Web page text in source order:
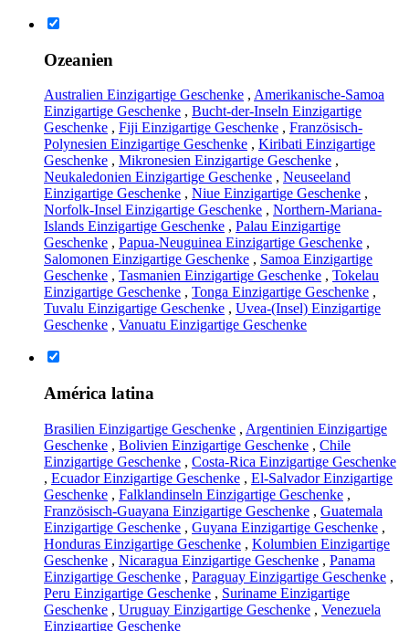
Ozeanien
Australien Einzigartige Geschenke , Amerikanische-Samoa
Einzigartige Geschenke , Bucht-der-Inseln Einzigartige
Geschenke , Fiji Einzigartige Geschenke , Französisch-
Polynesien Einzigartige Geschenke , Kiribati Einzigartige
Geschenke , Mikronesien Einzigartige Geschenke ,
Neukaledonien Einzigartige Geschenke , Neuseeland
Einzigartige Geschenke , Niue Einzigartige Geschenke ,
Norfolk-Insel Einzigartige Geschenke , Northern-Mariana-
Islands Einzigartige Geschenke , Palau Einzigartige
Geschenke , Papua-Neuguinea Einzigartige Geschenke ,
Salomonen Einzigartige Geschenke , Samoa Einzigartige
Geschenke , Tasmanien Einzigartige Geschenke , Tokelau
Einzigartige Geschenke , Tonga Einzigartige Geschenke ,
Tuvalu Einzigartige Geschenke , Uvea-(Insel) Einzigartige
Geschenke , Vanuatu Einzigartige Geschenke
América latina
Brasilien Einzigartige Geschenke , Argentinien Einzigartige
Geschenke , Bolivien Einzigartige Geschenke , Chile
Einzigartige Geschenke , Costa-Rica Einzigartige Geschenke
, Ecuador Einzigartige Geschenke , El-Salvador Einzigartige
Geschenke , Falklandinseln Einzigartige Geschenke ,
Französisch-Guayana Einzigartige Geschenke , Guatemala
Einzigartige Geschenke , Guyana Einzigartige Geschenke ,
Honduras Einzigartige Geschenke , Kolumbien Einzigartige
Geschenke , Nicaragua Einzigartige Geschenke , Panama
Einzigartige Geschenke , Paraguay Einzigartige Geschenke ,
Peru Einzigartige Geschenke , Suriname Einzigartige
Geschenke , Uruguay Einzigartige Geschenke , Venezuela
Einzigartige Geschenke